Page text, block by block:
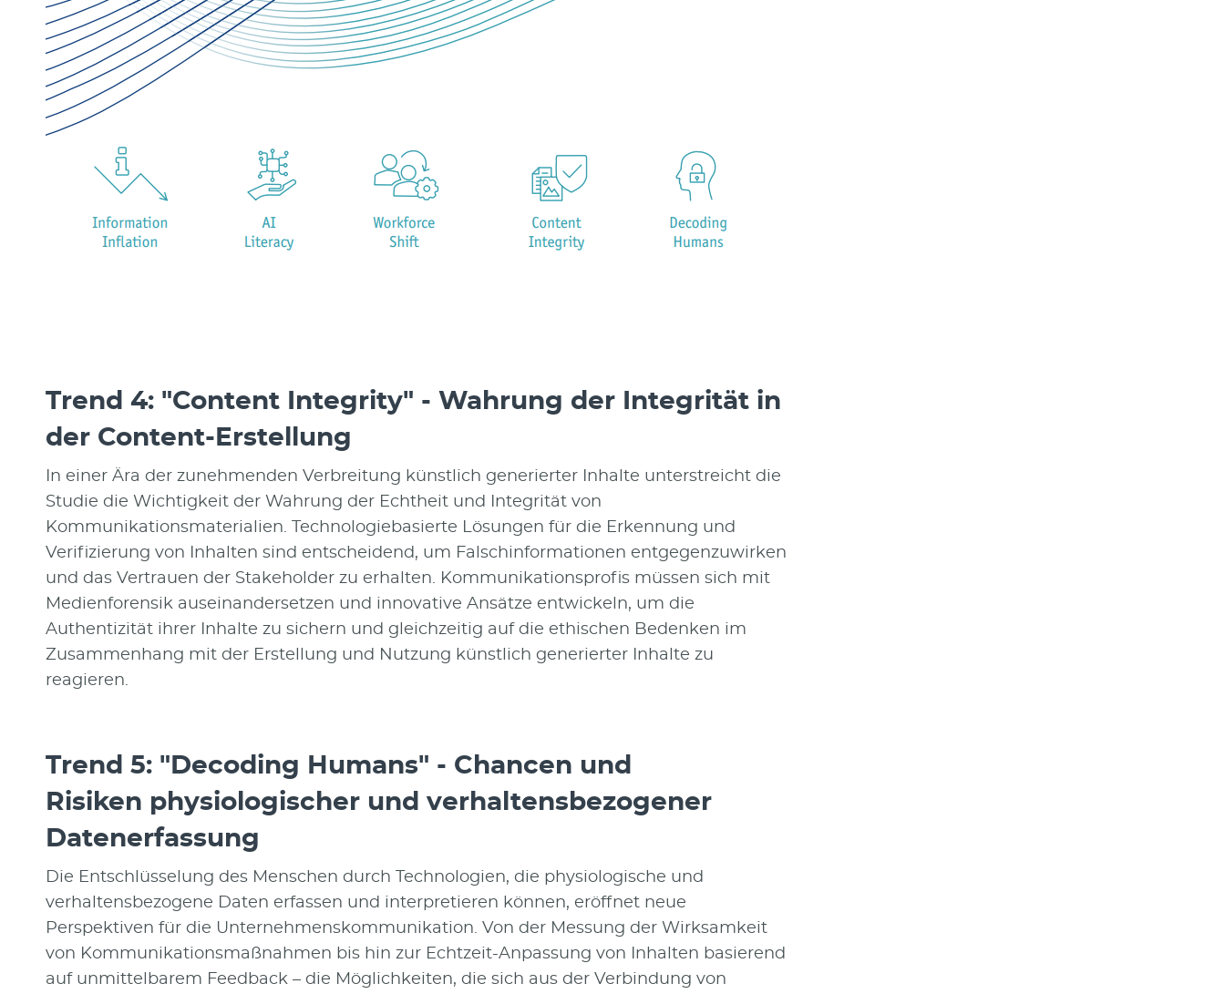
Trend 4: "Content Integrity" - Wahrung der Integrität in
der Content-Erstellung
In einer Ära der zunehmenden Verbreitung künstlich generierter Inhalte unterstreicht die
Studie die Wichtigkeit der Wahrung der Echtheit und Integrität von
Kommunikationsmaterialien. Technologiebasierte Lösungen für die Erkennung und
Verifizierung von Inhalten sind entscheidend, um Falschinformationen entgegenzuwirken
und das Vertrauen der Stakeholder zu erhalten. Kommunikationsprofis müssen sich mit
Medienforensik auseinandersetzen und innovative Ansätze entwickeln, um die
Authentizität ihrer Inhalte zu sichern und gleichzeitig auf die ethischen Bedenken im
Zusammenhang mit der Erstellung und Nutzung künstlich generierter Inhalte zu
reagieren.
Trend 5: "Decoding Humans" - Chancen und
Risiken physiologischer und verhaltensbezogener
Datenerfassung
Die Entschlüsselung des Menschen durch Technologien, die physiologische und
verhaltensbezogene Daten erfassen und interpretieren können, eröffnet neue
Perspektiven für die Unternehmenskommunikation. Von der Messung der Wirksamkeit
von Kommunikationsmaßnahmen bis hin zur Echtzeit-Anpassung von Inhalten basierend
auf unmittelbarem Feedback – die Möglichkeiten, die sich aus der Verbindung von